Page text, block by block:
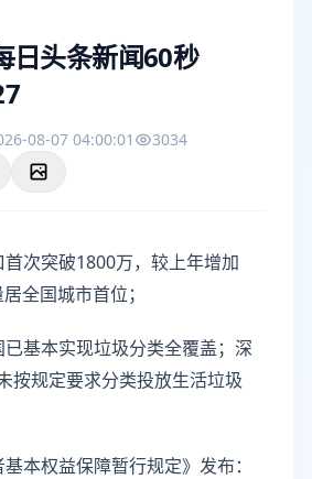
日头条新闻60秒
08-07 04:00:01
3034
次突破1800万，较上年增加
全国城市首位；
基本实现垃圾分类全覆盖；深
按规定要求分类投放生活垃圾
本权益保障暂行规定》发布：